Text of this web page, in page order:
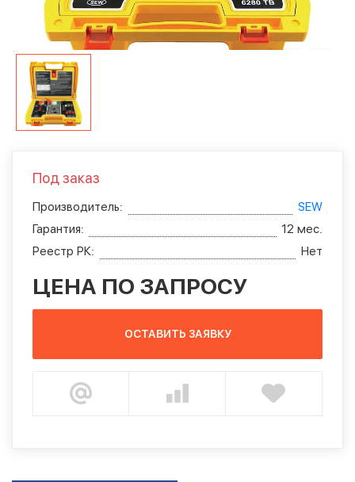
Под заказ
Производитель:
SEW
Гарантия:
12 мес.
Реестр РК:
Нет
ЦЕНА ПО ЗАПРОСУ
ОСТАВИТЬ ЗАЯВКУ